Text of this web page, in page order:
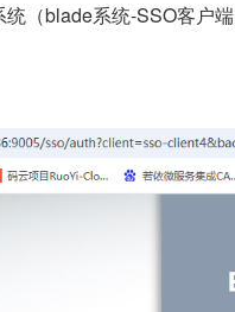
（blade系统-SSO客户端